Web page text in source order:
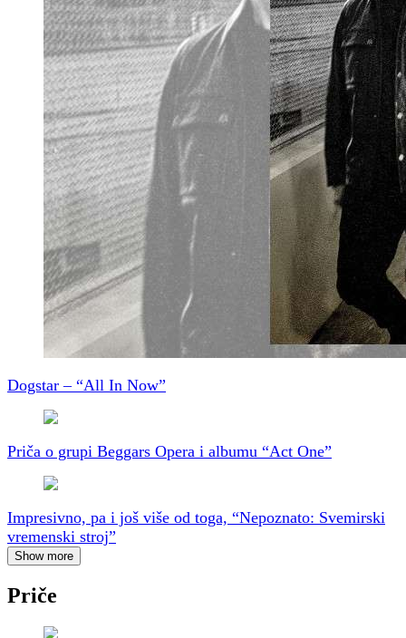
Dogstar – “All In Now”
Priča o grupi Beggars Opera i albumu “Act One”
Impresivno, pa i još više od toga, “Nepoznato: Svemirski
vremenski stroj”
Show more
Priče